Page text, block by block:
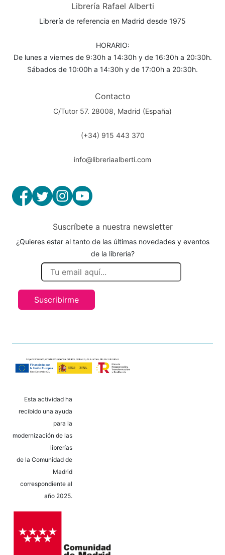
Librería Rafael Alberti
Librería de referencia en Madrid desde 1975
HORARIO:
De lunes a viernes de 9:30h a 14:30h y de 16:30h a 20:30h.
Sábados de 10:00h a 14:30h y de 17:00h a 20:30h.
Contacto
C/Tutor 57. 28008, Madrid (España)
(+34) 915 443 370
info@libreriaalberti.com
Suscríbete a nuestra newsletter
¿Quieres estar al tanto de las últimas novedades y eventos
de la librería?
Suscribirme
Esta actividad ha
recibido una ayuda
para la
modernización de las
librerías
de la Comunidad de
Madrid
correspondiente al
año 2025.